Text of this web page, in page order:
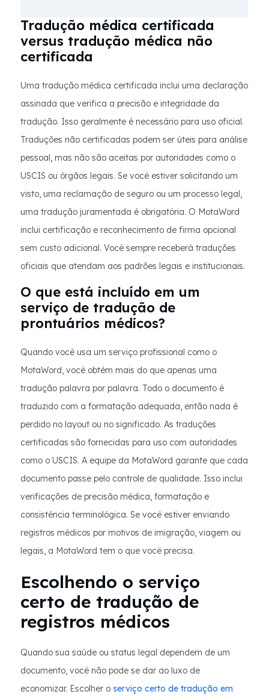
Tradução médica certificada
versus tradução médica não
certificada
Uma tradução médica certificada inclui uma declaração
assinada que verifica a precisão e integridade da
tradução. Isso geralmente é necessário para uso oficial.
Traduções não certificadas podem ser úteis para análise
pessoal, mas não são aceitas por autoridades como o
USCIS ou órgãos legais. Se você estiver solicitando um
visto, uma reclamação de seguro ou um processo legal,
uma tradução juramentada é obrigatória. O MotaWord
inclui certificação e reconhecimento de firma opcional
sem custo adicional. Você sempre receberá traduções
oficiais que atendam aos padrões legais e institucionais.
O que está incluído em um
serviço de tradução de
prontuários médicos?
Quando você usa um serviço profissional como o
MotaWord, você obtém mais do que apenas uma
tradução palavra por palavra. Todo o documento é
traduzido com a formatação adequada, então nada é
perdido no layout ou no significado. As traduções
certificadas são fornecidas para uso com autoridades
como o USCIS. A equipe da MotaWord garante que cada
documento passe pelo controle de qualidade. Isso inclui
verificações de precisão médica, formatação e
consistência terminológica. Se você estiver enviando
registros médicos por motivos de imigração, viagem ou
legais, a MotaWord tem o que você precisa.
Escolhendo o serviço
certo de tradução de
registros médicos
Quando sua saúde ou status legal dependem de um
documento, você não pode se dar ao luxo de
economizar. Escolher o serviço certo de tradução em